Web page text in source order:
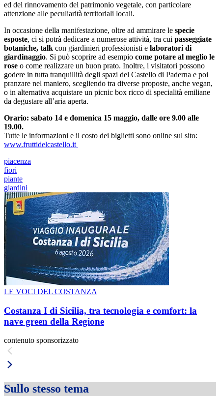
ed del rinnovamento del patrimonio vegetale, con particolare
attenzione alle peculiarità territoriali locali.
In occasione della manifestazione, oltre ad ammirare le specie
esposte, ci si potrà dedicare a numerose attività, tra cui passeggiate
botaniche, talk con giardinieri professionisti e laboratori di
giardinaggio. Si può scoprire ad esempio come potare al meglio le
rose o come realizzare un buon prato. Inoltre, i visitatori possono
godere in tutta tranquillità degli spazi del Castello di Paderna e poi
pranzare nel maniero, scegliendo tra diverse proposte, anche vegan,
o in alternativa acquistare un picnic box ricco di specialità emiliane
da degustare all’aria aperta.
Orario: sabato 14 e domenica 15 maggio, dalle ore 9.00 alle
19.00.
Tutte le informazioni e il costo dei biglietti sono online sul sito:
www.fruttidelcastello.it
piacenza
fiori
piante
giardini
LE VOCI DEL COSTANZA
Costanza I di Sicilia, tra tecnologia e comfort: la
nave green della Regione
contenuto sponsorizzato
Sullo stesso tema